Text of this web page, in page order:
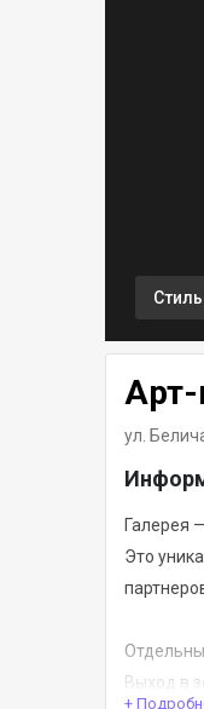
Арт-
ул.
Галерея
Это
Выход в
+